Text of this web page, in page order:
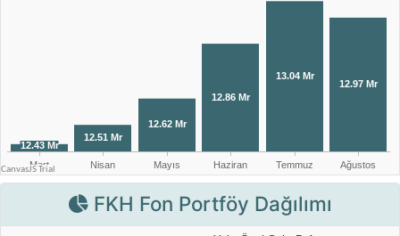
FKH Fon Portföy Dağılımı